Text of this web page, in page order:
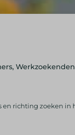
Werkzoekenden
richting zoeken in